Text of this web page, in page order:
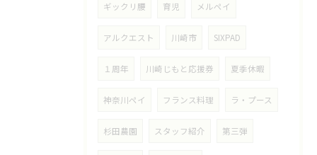
ギックリ腰 育児 メルペイ
アルクエスト 川崎市 SIXPAD
１周年 川崎じもと応援券 夏季休暇
神奈川ペイ フランス料理 ラ・プース
杉田農園 スタッフ紹介 第三弾